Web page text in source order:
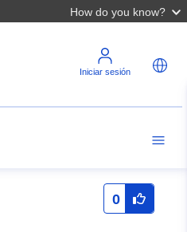
How do you know?
Iniciar sesión
0